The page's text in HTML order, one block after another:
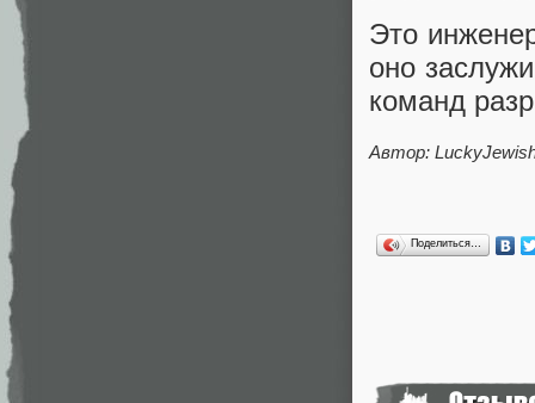
Это
оно
команд
Автор:
Поделиться…